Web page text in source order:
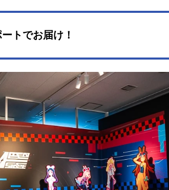
トでお届け！